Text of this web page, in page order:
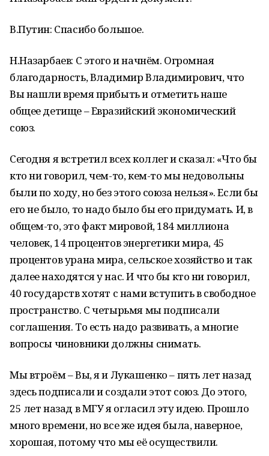
В.Путин: Спасибо большое.
Н.Назарбаев: С этого и начнём. Огромная
благодарность, Владимир Владимирович, что
Вы нашли время прибыть и отметить наше
общее детище – Евразийский экономический
союз.
Сегодня я встретил всех коллег и сказал: «Что бы
кто ни говорил, чем-то, кем-то мы недовольны
были по ходу, но без этого союза нельзя». Если бы
его не было, то надо было бы его придумать. И, в
общем-то, это факт мировой, 184 миллиона
человек, 14 процентов энергетики мира, 45
процентов урана мира, сельское хозяйство и так
далее находятся у нас. И что бы кто ни говорил,
40 государств хотят с нами вступить в свободное
пространство. С четырьмя мы подписали
соглашения. То есть надо развивать, а многие
вопросы чиновники должны снимать.
Мы втроём – Вы, я и Лукашенко – пять лет назад
здесь подписали и создали этот союз. До этого,
25 лет назад в МГУ я огласил эту идею. Прошло
много времени, но все же идея была, наверное,
хорошая, потому что мы её осуществили.